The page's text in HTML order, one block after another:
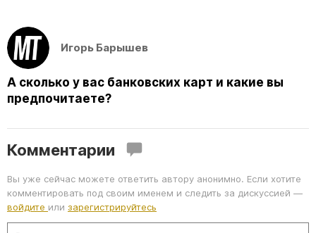
Игорь Барышев
А сколько у вас банковских карт и какие вы
предпочитаете?
Комментарии
Вы уже сейчас можете ответить автору анонимно. Если хотите
комментировать под своим именем и следить за дискуссией —
войдите или зарегистрируйтесь